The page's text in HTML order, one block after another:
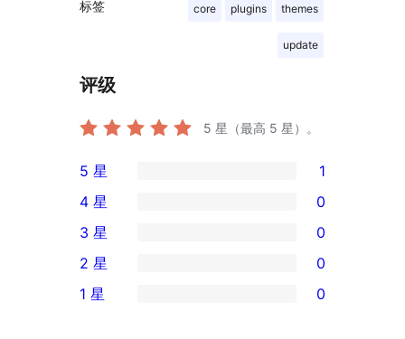
标签 core plugins themes
update
评级
5 星（最高 5 星）。
1
条
5
星
评
5 星 1
条
4
星
4 星 0
0
条
3
3 星 0
条
2 星 0
1 星 0